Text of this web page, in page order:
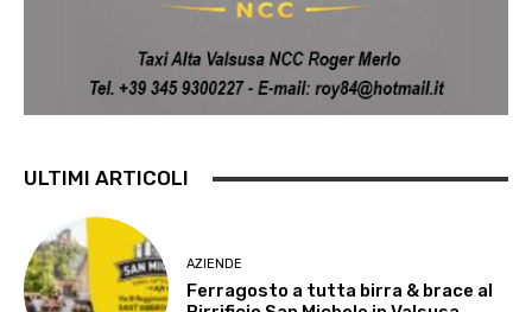
ULTIMI ARTICOLI
AZIENDE
Ferragosto a tutta birra & brace al